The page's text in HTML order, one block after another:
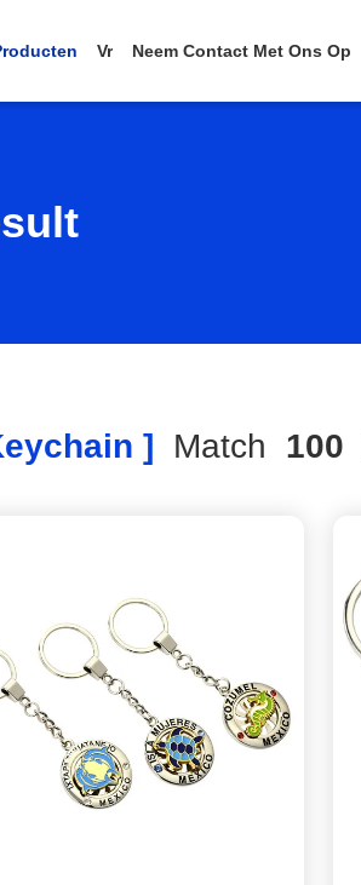
Vr Neem Contact Met Ons Op
] Match 100